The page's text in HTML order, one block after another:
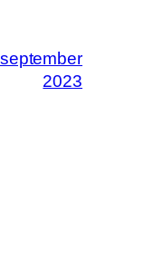
2023